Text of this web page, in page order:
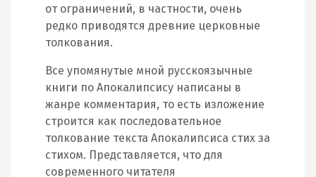
от ограничений, в частности, очень
редко приводятся древние церковные
толкования.
Все упомянутые мной русскоязычные
книги по Апокалипсису написаны в
жанре комментария, то есть изложение
строится как последовательное
толкование текста Апокалипсиса стих за
стихом. Представляется, что для
современного читателя